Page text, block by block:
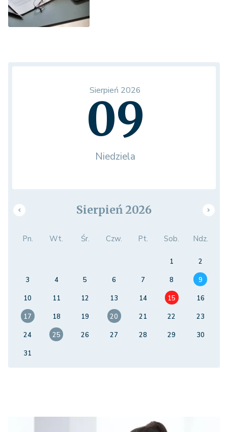
Sierpień 2026
09
Niedziela
Sierpień 2026
Pn. Wt. Śr. Czw. Pt. Sob. Ndz.
1
2
3
4 5 6 7 8
9
10
11 12 13 14 15
16
17
18 19 20 21 22
23
24
25 26 27 28 29
30
31